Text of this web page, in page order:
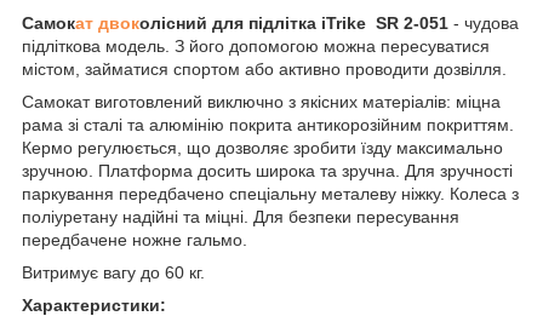
Самокат двоколісний для підлітка iTrike SR 2-051 - чудова
підліткова модель. З його допомогою можна пересуватися
містом, займатися спортом або активно проводити дозвілля.
Самокат виготовлений виключно з якісних матеріалів: міцна
рама зі сталі та алюмінію покрита антикорозійним покриттям.
Кермо регулюється, що дозволяє зробити їзду максимально
зручною. Платформа досить широка та зручна. Для зручності
паркування передбачено спеціальну металеву ніжку. Колеса з
поліуретану надійні та міцні. Для безпеки пересування
передбачене ножне гальмо.
Витримує вагу до 60 кг.
Характеристики: